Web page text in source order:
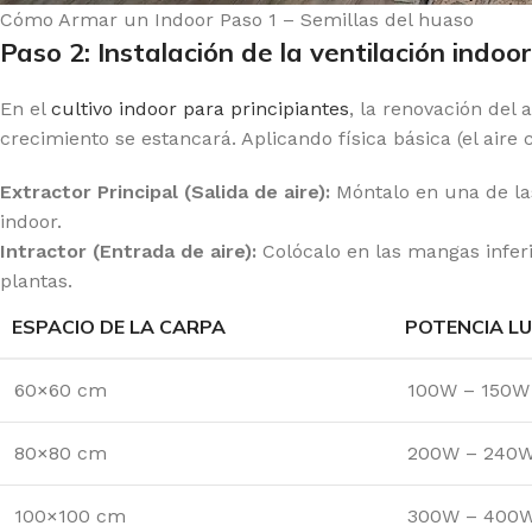
Cómo Armar un Indoor Paso 1 – Semillas del huaso
Paso 2: Instalación de la ventilación
En el cultivo indoor para principiantes, la renovación del
crecimiento se estancará. Aplicando física básica (el
Extractor Principal (Salida de aire): Móntalo en una de
indoor.
Intractor (Entrada de aire): Colócalo en las mangas
plantas.
ESPACIO DE LA CARPA POTENCIA
60×60 cm 100W – 150W
80×80 cm 200W –
100×100 cm 300W –